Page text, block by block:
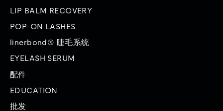
LIP BALM RECOVERY
POP-ON LASHES
linerbond® 睫毛系统
EYELASH SERUM
配件
EDUCATION
批发